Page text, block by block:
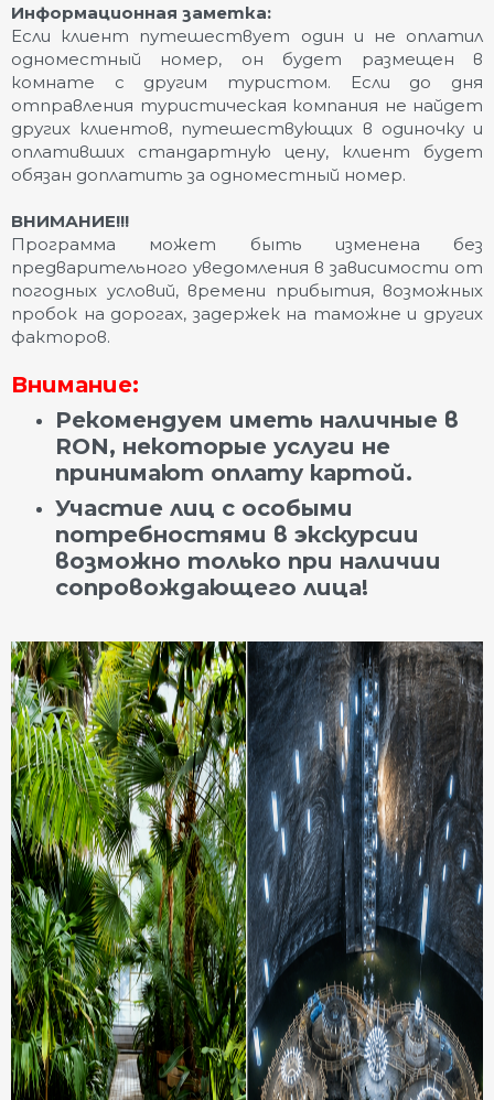
Информационная заметка:
Если клиент путешествует один и не оплатил
одноместный номер, он будет размещен в
комнате с другим туристом. Если до дня
отправления туристическая компания не найдет
других клиентов, путешествующих в одиночку и
оплативших стандартную цену, клиент будет
обязан доплатить за одноместный номер.
ВНИМАНИЕ!!!
Программа может быть изменена без
предварительного уведомления в зависимости от
погодных условий, времени прибытия, возможных
пробок на дорогах, задержек на таможне и других
факторов.
Внимание:
Рекомендуем иметь наличные в
RON, некоторые услуги не
принимают оплату картой.
Участие лиц с особыми
потребностями в экскурсии
возможно только при наличии
сопровождающего лица!